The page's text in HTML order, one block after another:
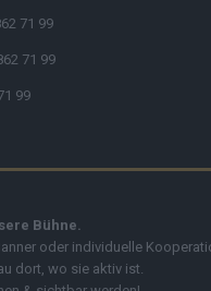
71 99
71 99
99
Bühne.
oder individuelle
dort, wo sie aktiv ist.